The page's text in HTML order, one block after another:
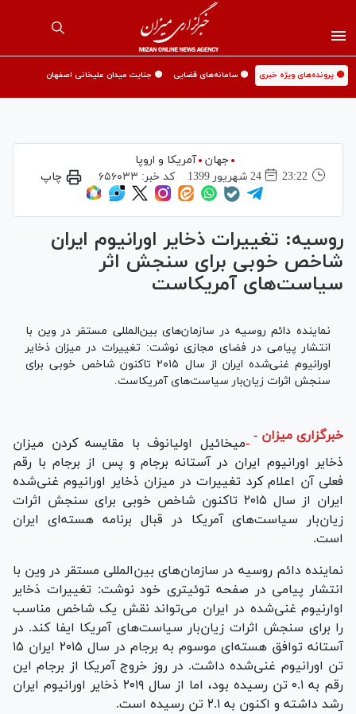
🟡 پرونده‌های ویژه خبری 🟡 سامانه‌های قضایی 🟡 جنایت میدان علیخانی اصفهان
جهان
آمریکا و اروپا
23:22
24 شهريور 1399 کد خبر: ۶۵۶۰۳۳ چاپ
روسیه: تغییرات ذخایر اورانیوم ایران
شاخص خوبی برای سنجش اثر
سیاست‌های آمریکاست
نماینده دائم روسیه در سازمان‌های بین‌المللی مستقر در وین با
انتشار پیامی در فضای مجازی نوشت: تغییرات در میزان ذخایر
اورانیوم غنی‌شده ایران از سال ۲۰۱۵ تاکنون شاخص خوبی برای
سنجش اثرات زیان‌بار سیاست‌های آمریکاست.
خبرگزاری میزان -
-میخائیل اولیانوفبا مقایسه کردن میزان
ذخایر اورانیوم ایران در آستانه برجام و پس از برجام با رقم
فعلی آن اعلام کرد تغییرات در میزان ذخایر اورانیوم غنی‌شده
ایران از سال ۲۰۱۵ تاکنون شاخص خوبی برای سنجش اثرات
زیان‌بار سیاست‌های آمریکا در قبال برنامه هسته‌ای ایران
است.
نماینده دائم روسیه در سازمان‌های بین‌المللی مستقر در وین با
انتشار پیامی در صفحه توئیتری خود نوشت: تغییرات ذخایر
اوارنیوم غنی‌شده در ایران می‌تواند نقش یک شاخص مناسب
را برای سنجش اثرات زیان‌بار سیاست‌های آمریکا ایفا کند. در
آستانه توافق هسته‌ای موسوم به برجام در سال ۲۰۱۵ ایران ۱۵
تن اورانیوم غنی‌شده داشت. در روز خروج آمریکا از برجام این
رقم به ۰.۱ تن رسیده بود، اما از سال ۲۰۱۹ ذخایر اورانیوم ایران
رشد داشته و اکنون به ۲.۱ تن رسیده است.